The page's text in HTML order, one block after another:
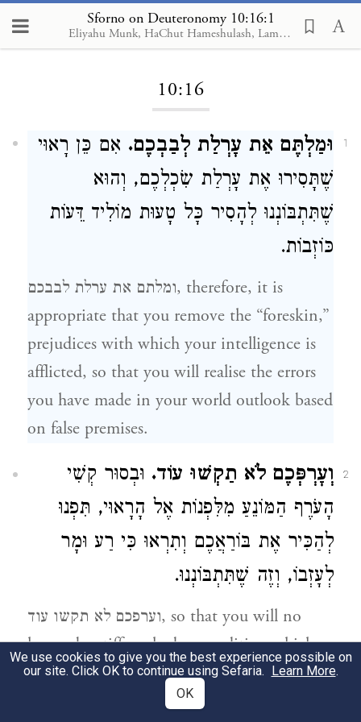
Sforno on Deuteronomy 10:16:1
Eliyahu Munk, HaChut Hameshulash, Lambda Publishers
Loading...
10:16
1 וּמַלְתֶּם אֵת עָרְלַת לְבַבְכֶם. אִם כֵּן רָאוּי
שֶׁתָּסִירוּ אֶת עָרְלַת שִׂכְלְכֶם, וְהוּא
שֶׁתִּתְבּוֹנְנוּ לְהָסִיר כָּל טָעוּת מוֹלִיד דֵּעוֹת
כּוֹזְבוֹת.
ומלתם את ערלת לבבכם, therefore, it is
appropriate that you remove the “foreskin,”
prejudices with which your intelligence is
afflicted, so that you will realise the errors
you have made in your world outlook based
on false premises.
2 וְעׇרְפְּכֶם לֹא תַקְשׁוּ עוֹד. וּבְסוּר קְשִׁי
הָעֹרֶף הַמּוֹנֵעַ מִלִּפְנוֹת אֶל הָרָאוּי, תִּפְנוּ
לְהַכִּיר אֶת בּוֹרַאֲכֶם וְתִרְאוּ כִּי רַע וּמָר
לְעָזְבוֹ, וְזֶה שֶׁתִּתְבּוֹנְנוּ.
וערפכם לא תקשו עוד, so that you will no
longer be stiff-necked, a condition which
prevents you from truly recognising your
Creator and how evil it is to turn your back
We use cookies to give you the best experience possible on
our site. Click OK to continue using Sefaria. Learn More.
OK